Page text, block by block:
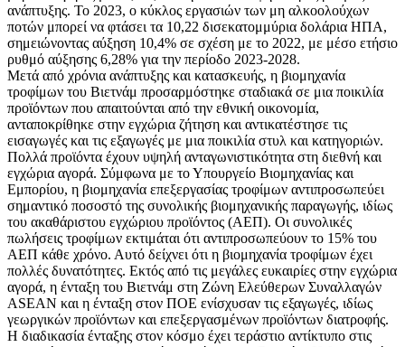
ανάπτυξης. Το 2023, ο κύκλος εργασιών των μη αλκοολούχων
ποτών μπορεί να φτάσει τα 10,22 δισεκατομμύρια δολάρια ΗΠΑ,
σημειώνοντας αύξηση 10,4% σε σχέση με το 2022, με μέσο ετήσιο
ρυθμό αύξησης 6,28% για την περίοδο 2023-2028.
Μετά από χρόνια ανάπτυξης και κατασκευής, η βιομηχανία
τροφίμων του Βιετνάμ προσαρμόστηκε σταδιακά σε μια ποικιλία
προϊόντων που απαιτούνται από την εθνική οικονομία,
ανταποκρίθηκε στην εγχώρια ζήτηση και αντικατέστησε τις
εισαγωγές και τις εξαγωγές με μια ποικιλία στυλ και κατηγοριών.
Πολλά προϊόντα έχουν υψηλή ανταγωνιστικότητα στη διεθνή και
εγχώρια αγορά. Σύμφωνα με το Υπουργείο Βιομηχανίας και
Εμπορίου, η βιομηχανία επεξεργασίας τροφίμων αντιπροσωπεύει
σημαντικό ποσοστό της συνολικής βιομηχανικής παραγωγής, ιδίως
του ακαθάριστου εγχώριου προϊόντος (ΑΕΠ). Οι συνολικές
πωλήσεις τροφίμων εκτιμάται ότι αντιπροσωπεύουν το 15% του
ΑΕΠ κάθε χρόνο. Αυτό δείχνει ότι η βιομηχανία τροφίμων έχει
πολλές δυνατότητες. Εκτός από τις μεγάλες ευκαιρίες στην εγχώρια
αγορά, η ένταξη του Βιετνάμ στη Ζώνη Ελεύθερων Συναλλαγών
ASEAN και η ένταξη στον ΠΟΕ ενίσχυσαν τις εξαγωγές, ιδίως
γεωργικών προϊόντων και επεξεργασμένων προϊόντων διατροφής.
Η διαδικασία ένταξης στον κόσμο έχει τεράστιο αντίκτυπο στις